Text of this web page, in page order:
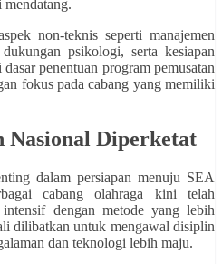
non-teknis seperti manajemen
psikologi, serta kesiapan
penentuan program pemusatan
fokus pada cabang yang memiliki
Nasional Diperketat
dalam persiapan menuju SEA
cabang olahraga kini telah
dengan metode yang lebih
dilibatkan untuk mengawal disiplin
dan teknologi lebih maju.